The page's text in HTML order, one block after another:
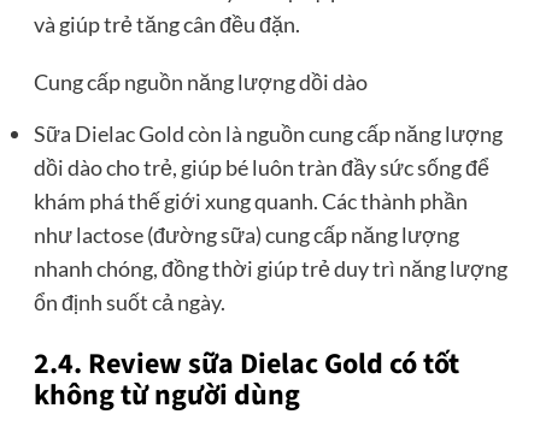
và giúp trẻ tăng cân đều đặn.
Cung cấp nguồn năng lượng dồi dào
Sữa Dielac Gold còn là nguồn cung cấp năng lượng
dồi dào cho trẻ, giúp bé luôn tràn đầy sức sống để
khám phá thế giới xung quanh. Các thành phần
như lactose (đường sữa) cung cấp năng lượng
nhanh chóng, đồng thời giúp trẻ duy trì năng lượng
ổn định suốt cả ngày.
2.4. Review sữa Dielac Gold có tốt
không từ người dùng